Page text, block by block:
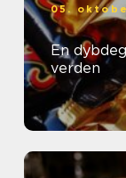
05.
En
verden